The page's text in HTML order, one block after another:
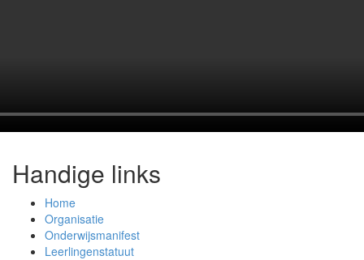
Handige links
Home
Organisatie
Onderwijsmanifest
Leerlingenstatuut